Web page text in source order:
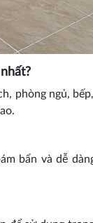
phòng ngủ,
bẩn và dễ